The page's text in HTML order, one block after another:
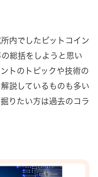
内でしたビットコイン
総括をしようと思い
トのトピックや技術の
説しているものも多い
りたい方は過去のコラ